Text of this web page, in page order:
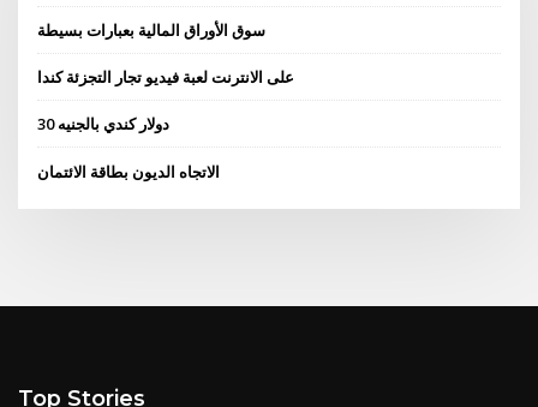
سوق الأوراق المالية بعبارات بسيطة
على الانترنت لعبة فيديو تجار التجزئة كندا
30 دولار كندي بالجنيه
الاتجاه الديون بطاقة الائتمان
Top Stories